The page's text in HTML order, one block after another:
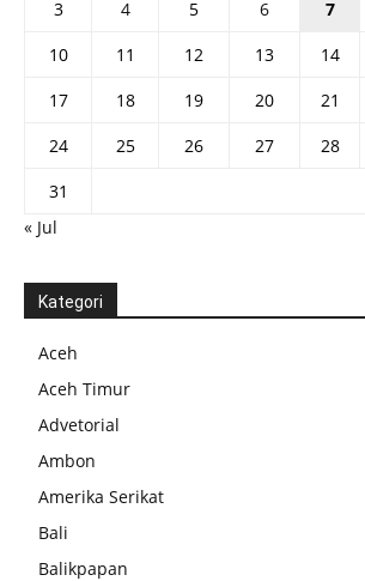
3 4 5 6 7
10
11 12 13 14
17
18 19 20 21
24
25 26 27 28
31
« Jul
Kategori
Aceh
Aceh Timur
Advetorial
Ambon
Amerika Serikat
Bali
Balikpapan